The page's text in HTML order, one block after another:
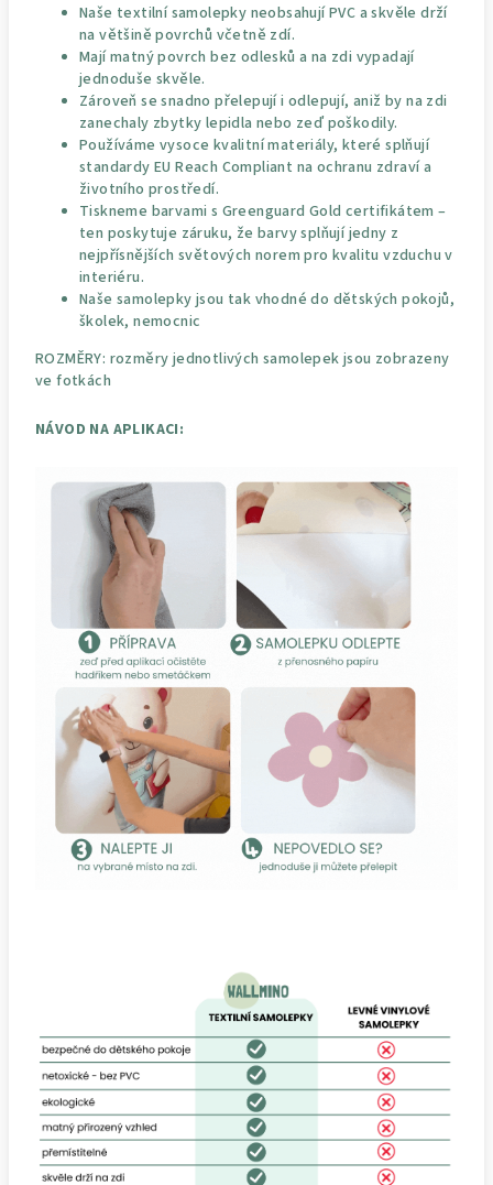
Naše textilní samolepky neobsahují PVC a skvěle drží
na většině povrchů včetně zdí.
Mají matný povrch bez odlesků a na zdi vypadají
jednoduše skvěle.
Zároveň se snadno přelepují i odlepují, aniž by na zdi
zanechaly zbytky lepidla nebo zeď poškodily.
Používáme vysoce kvalitní materiály, které splňují
standardy EU Reach Compliant na ochranu zdraví a
životního prostředí.
Tiskneme barvami s Greenguard Gold certifikátem –
ten poskytuje záruku, že barvy splňují jedny z
nejpřísnějších světových norem pro kvalitu vzduchu v
interiéru.
Naše samolepky jsou tak vhodné do dětských pokojů,
školek, nemocnic
ROZMĚRY: rozměry jednotlivých samolepek jsou zobrazeny
ve fotkách
NÁVOD NA APLIKACI: